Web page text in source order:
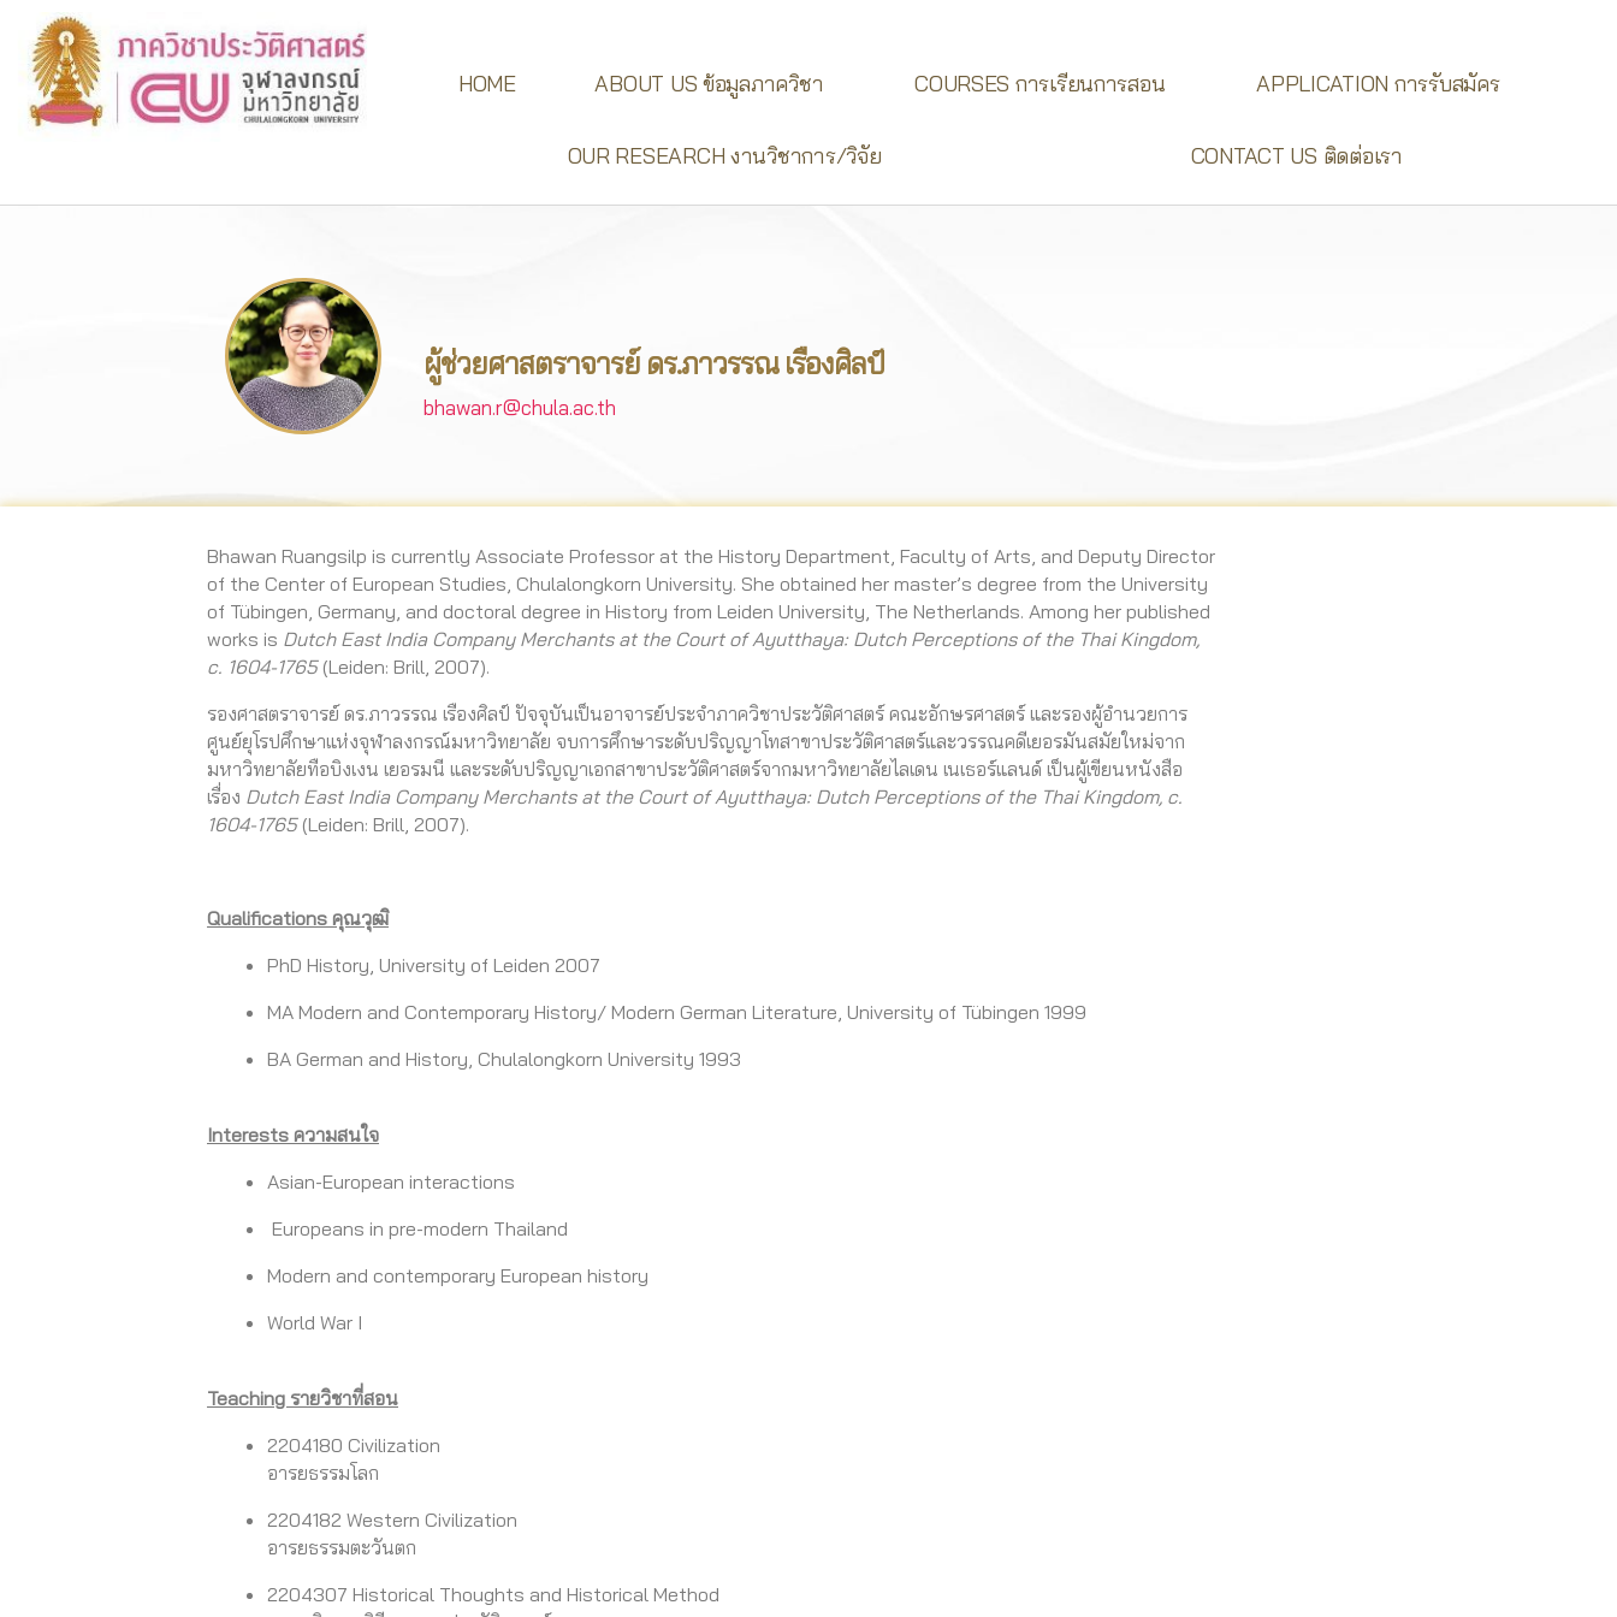
HOME ABOUT US ข้อมูลภาควิชา COURSES การเรียนการสอน APPLICATION การรับสมัคร
OUR RESEARCH งานวิชาการ/วิจัย CONTACT US ติดต่อเรา
ผู้ช่วยศาสตราจารย์ ดร.ภาวรรณ เรืองศิลป์
bhawan.r@chula.ac.th
Bhawan Ruangsilp is currently Associate Professor at the History Department, Faculty of Arts, and Deputy Director
of the Center of European Studies, Chulalongkorn University. She obtained her master’s degree from the University
of Tübingen, Germany, and doctoral degree in History from Leiden University, The Netherlands. Among her published
works is Dutch East India Company Merchants at the Court of Ayutthaya: Dutch Perceptions of the Thai Kingdom,
c. 1604-1765(Leiden: Brill, 2007).
รองศาสตราจารย์ ดร.ภาวรรณ เรืองศิลป์ ปัจจุบันเป็นอาจารย์ประจำภาควิชาประวัติศาสตร์ คณะอักษรศาสตร์ และรองผู้อำนวยการ
ศูนย์ยุโรปศึกษาแห่งจุฬาลงกรณ์มหาวิทยาลัย จบการศึกษาระดับปริญญาโทสาขาประวัติศาสตร์และวรรณคดีเยอรมันสมัยใหม่จาก
มหาวิทยาลัยทือบิงเงน เยอรมนี และระดับปริญญาเอกสาขาประวัติศาสตร์จากมหาวิทยาลัยไลเดน เนเธอร์แลนด์ เป็นผู้เขียนหนังสือ
เรื่อง Dutch East India Company Merchants at the Court of Ayutthaya: Dutch Perceptions of the Thai Kingdom, c.
1604-1765(Leiden: Brill, 2007).
Qualifications คุณวุฒิ
PhD History, University of Leiden 2007
MA Modern and Contemporary History/ Modern German Literature, University of Tübingen 1999
BA German and History, Chulalongkorn University 1993
Interests ความสนใจ
Asian-European interactions
Europeans in pre-modern Thailand
Modern and contemporary European history
World War I
Teaching รายวิชาที่สอน
2204180 Civilization
อารยธรรมโลก
2204182 Western Civilization
อารยธรรมตะวันตก
2204307 Historical Thoughts and Historical Method